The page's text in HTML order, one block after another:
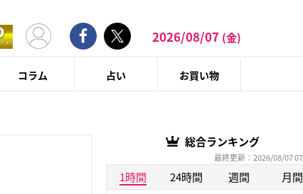
2026/08/07 (金)
コラム 占い お買い物
総合ランキング
最終更新：2026/08/07
1時間 24時間 週間 月間